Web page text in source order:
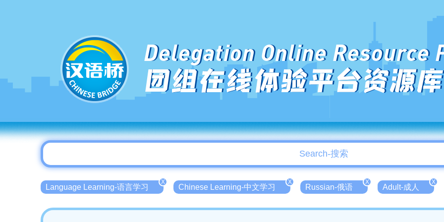
Delegation Online Resource
团组在线体验平台资源库
Language Learning-语言学习
X
Chinese Learning-中文学习
X
Russian-俄语
X
Adult-成人
X